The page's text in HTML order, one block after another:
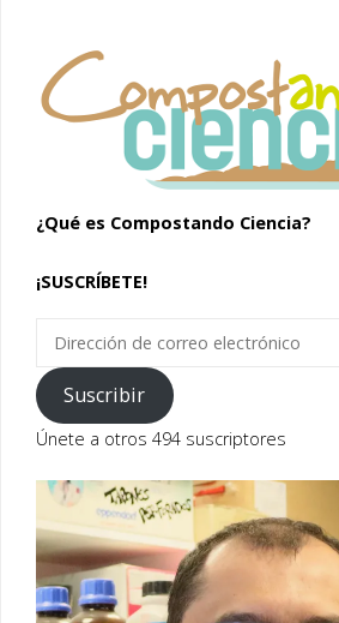
¿Qué es Compostando Ciencia?
¡SUSCRÍBETE!
correo
electrónico
Suscribir
Únete a otros 494 suscriptores